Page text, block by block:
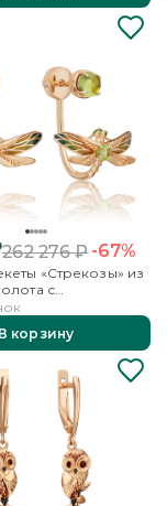
262 276₽-67%
«Стрекозы» из
с
и эмалью
В корзину